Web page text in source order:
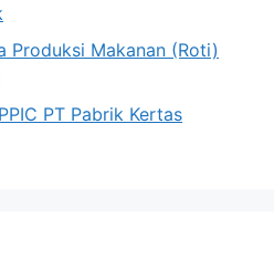
Produksi Makanan (Roti)
PT Pabrik Kertas